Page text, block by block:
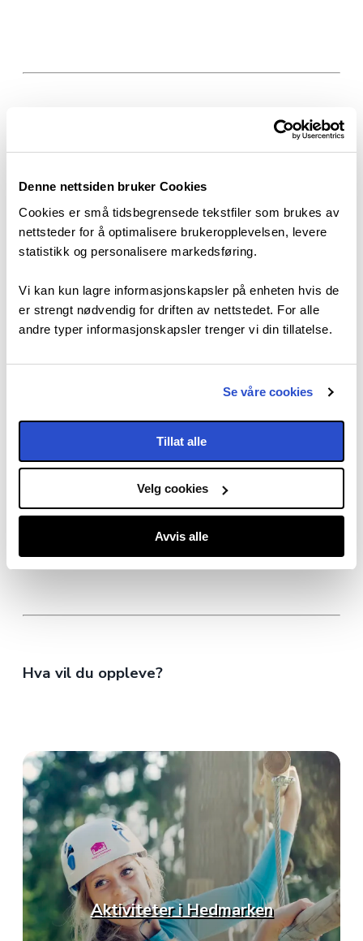
Denne nettsiden bruker Cookies
Cookies er små tidsbegrensede tekstfiler som brukes av
nettsteder for å optimalisere brukeropplevelsen, levere
statistikk og personalisere markedsføring.
Vi kan kun lagre informasjonskapsler på enheten hvis de
er strengt nødvendig for driften av nettstedet. For alle
andre typer informasjonskapsler trenger vi din tillatelse.
Se våre cookies
Tillat alle
Velg cookies
Avvis alle
Fru G ønsker deg velkommen til en unik
kafe og idyllisk hage som bare må
oppleves! Fru…
Les mer Hurtigvisning
Hva vil du oppleve?
Aktiviteter i Hedmarken